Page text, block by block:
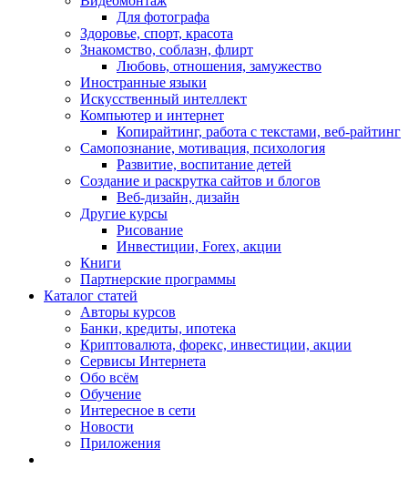
Для фотографа
Здоровье, спорт, красота
Знакомство, соблазн, флирт
Любовь, отношения, замужество
Иностранные языки
Искусственный интеллект
Компьютер и интернет
Копирайтинг, работа с текстами, веб-райтинг
Самопознание, мотивация, психология
Развитие, воспитание детей
Создание и раскрутка сайтов и блогов
Веб-дизайн, дизайн
Другие курсы
Рисование
Инвестиции, Forex, акции
Книги
Партнерские программы
Каталог статей
Авторы курсов
Банки, кредиты, ипотека
Криптовалюта, форекс, инвестиции, акции
Сервисы Интернета
Обо всём
Обучение
Интересное в сети
Новости
Приложения